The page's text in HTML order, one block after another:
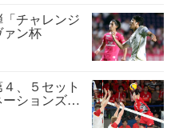
「チャレンジ
ァン杯
、５セット
ションズリ